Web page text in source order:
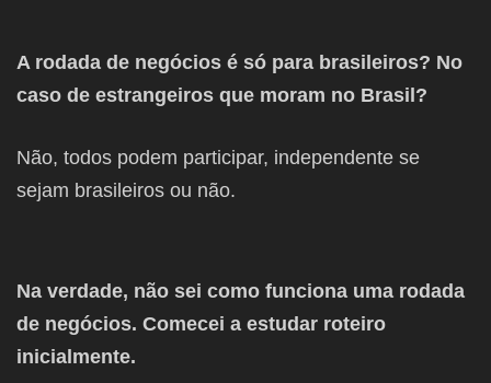
A rodada de negócios é só para brasileiros? No
caso de estrangeiros que moram no Brasil?
Não, todos podem participar, independente se
sejam brasileiros ou não.
Na verdade, não sei como funciona uma rodada
de negócios. Comecei a estudar roteiro
inicialmente.